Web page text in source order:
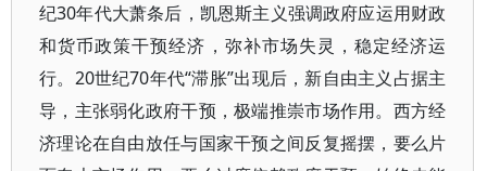
纪30年代大萧条后，凯恩斯主义强调政府应运用财政
和货币政策干预经济，弥补市场失灵，稳定经济运
行。20世纪70年代“滞胀”出现后，新自由主义占据主
导，主张弱化政府干预，极端推崇市场作用。西方经
济理论在自由放任与国家干预之间反复摇摆，要么片